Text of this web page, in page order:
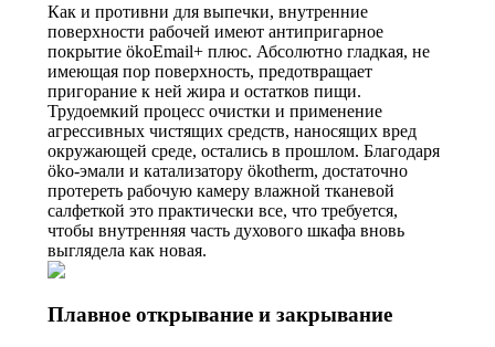
Как и противни для выпечки, внутренние
поверхности рабочей имеют антипригарное
покрытие ökoEmail+ плюс. Абсолютно гладкая, не
имеющая пор поверхность, предотвращает
пригорание к ней жира и остатков пищи.
Трудоемкий процесс очистки и применение
агрессивных чистящих средств, наносящих вред
окружающей среде, остались в прошлом. Благодаря
öko-эмали и катализатору ökotherm, достаточно
протереть рабочую камеру влажной тканевой
салфеткой это практически все, что требуется,
чтобы внутренняя часть духового шкафа вновь
выглядела как новая.
Плавное открывание и закрывание